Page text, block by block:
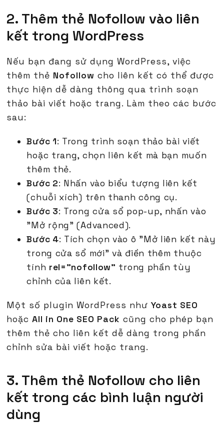
2. Thêm thẻ Nofollow vào liên
kết trong WordPress
Nếu bạn đang sử dụng WordPress, việc
thêm thẻ Nofollow cho liên kết có thể được
thực hiện dễ dàng thông qua trình soạn
thảo bài viết hoặc trang. Làm theo các bước
sau:
Bước 1: Trong trình soạn thảo bài viết
hoặc trang, chọn liên kết mà bạn muốn
thêm thẻ.
Bước 2: Nhấn vào biểu tượng liên kết
(chuỗi xích) trên thanh công cụ.
Bước 3: Trong cửa sổ pop-up, nhấn vào
"Mở rộng" (Advanced).
Bước 4: Tích chọn vào ô "Mở liên kết này
trong cửa sổ mới" và điền thêm thuộc
tính rel="nofollow" trong phần tùy
chỉnh của liên kết.
Một số plugin WordPress nhưYoast SEO
hoặcAll in One SEO Pack cũng cho phép bạn
thêm thẻ cho liên kết dễ dàng trong phần
chỉnh sửa bài viết hoặc trang.
3. Thêm thẻ Nofollow cho liên
kết trong các bình luận người
dùng